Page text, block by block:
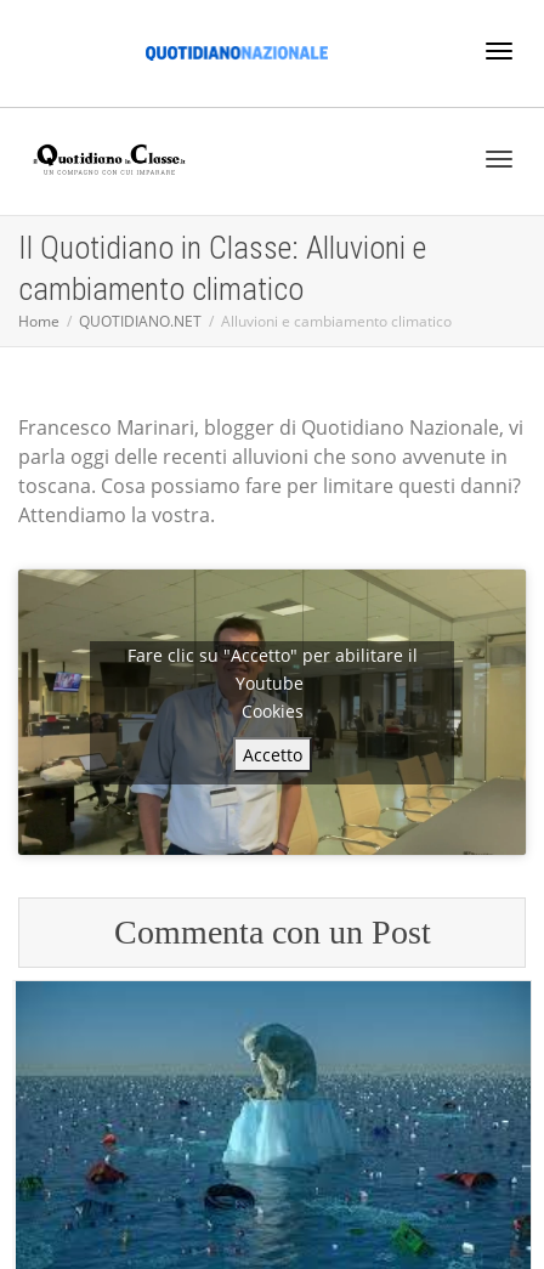
Il Quotidiano in Classe: Alluvioni e
cambiamento climatico
Home QUOTIDIANO.NET Alluvioni e cambiamento climatico
Francesco Marinari, blogger di Quotidiano Nazionale, vi
parla oggi delle recenti alluvioni che sono avvenute in
toscana. Cosa possiamo fare per limitare questi danni?
Attendiamo la vostra.
Fare clic su "Accetto" per abilitare il
Youtube
Cookies
Accetto
Commenta con un Post